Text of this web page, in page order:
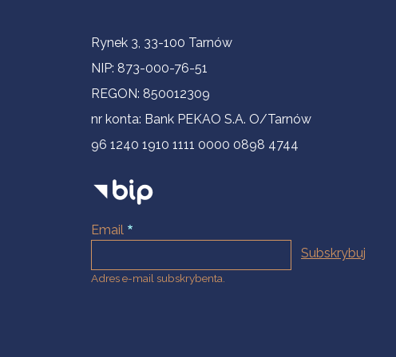
Informacje kontaktowe
Rynek 3, 33-100 Tarnów
NIP: 873-000-76-51
REGON: 850012309
nr konta: Bank PEKAO S.A. O/Tarnów
96 1240 1910 1111 0000 0898 4744
Email
Adres e-mail subskrybenta.